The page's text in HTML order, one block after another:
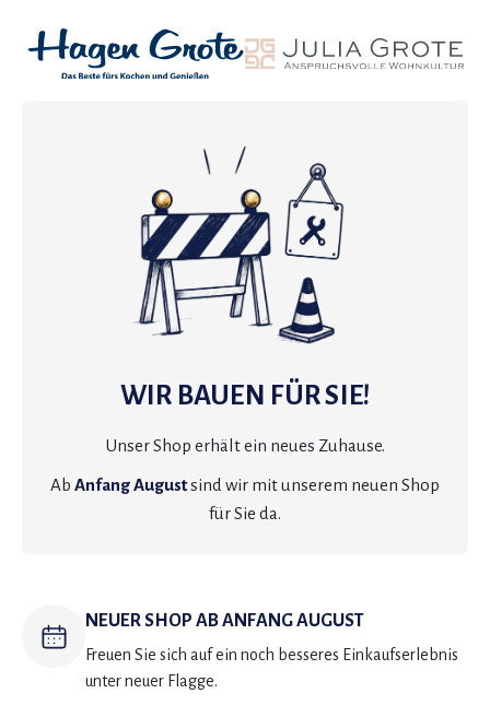
WIR BAUEN FÜR SIE!
Unser Shop erhält ein neues Zuhause.
Ab Anfang Augustsind wir mit unserem neuen Shop
für Sie da.
NEUER SHOP AB ANFANG AUGUST
Freuen Sie sich auf ein noch besseres Einkaufserlebnis
unter neuer Flagge.